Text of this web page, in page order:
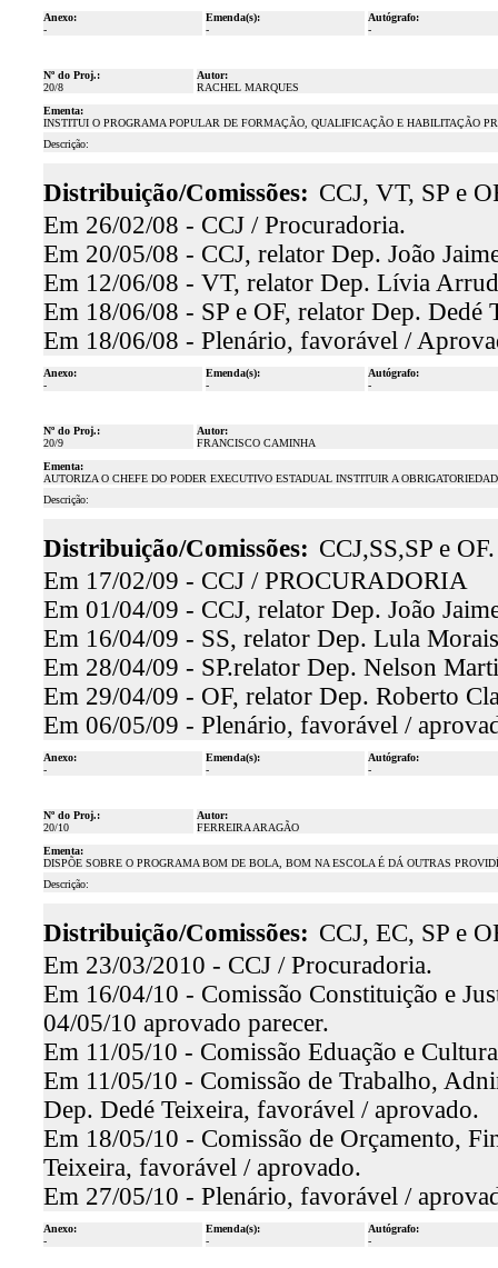
Anexo:
-
Emenda(s):
-
Autógrafo:
-
Nº do Proj.:
20/8
Autor:
RACHEL MARQUES
Ementa:
INSTITUI O PROGRAMA POPULAR DE FORMAÇÃO, QUALIFICAÇÃO E HABILITAÇÃO
Descrição:
Distribuição/Comissões: CCJ, VT, SP e
Em 26/02/08 - CCJ / Procuradoria.
Em 20/05/08 - CCJ, relator Dep. João
Em 12/06/08 - VT, relator Dep. Lívia
Em 18/06/08 - SP e OF, relator Dep. Dedé
Em 18/06/08 - Plenário, favorável /
Anexo:
-
Emenda(s):
-
Autógrafo:
-
Nº do Proj.:
20/9
Autor:
FRANCISCO CAMINHA
Ementa:
AUTORIZA O CHEFE DO PODER EXECUTIVO ESTADUAL INSTITUIR A
Descrição:
Distribuição/Comissões: CCJ,SS,SP e OF.
Em 17/02/09 - CCJ / PROCURADORIA
Em 01/04/09 - CCJ, relator Dep. João
Em 16/04/09 - SS, relator Dep. Lula
Em 28/04/09 - SP.relator Dep. Nelson
Em 29/04/09 - OF, relator Dep. Roberto
Em 06/05/09 - Plenário, favorável /
Anexo:
-
Emenda(s):
-
Autógrafo:
-
Nº do Proj.:
20/10
Autor:
FERREIRA ARAGÃO
Ementa:
DISPÕE SOBRE O PROGRAMA BOM DE BOLA, BOM NA ESCOLA É DÁ OUTRAS
Descrição:
Distribuição/Comissões: CCJ, EC, SP e
Em 23/03/2010 - CCJ / Procuradoria.
Em 16/04/10 - Comissão Constituição e
04/05/10 aprovado parecer.
Em 11/05/10 - Comissão Eduação e
Em 11/05/10 - Comissão de Trabalho,
Dep. Dedé Teixeira, favorável / aprovado.
Em 18/05/10 - Comissão de Orçamento,
Teixeira, favorável / aprovado.
Em 27/05/10 - Plenário, favorável /
Anexo:
-
Emenda(s):
-
Autógrafo:
-